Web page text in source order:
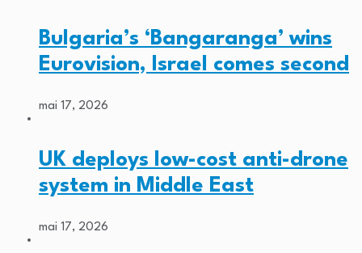
Bulgaria’s ‘Bangaranga’ wins
Eurovision, Israel comes second
mai 17, 2026
UK deploys low-cost anti-drone
system in Middle East
mai 17, 2026